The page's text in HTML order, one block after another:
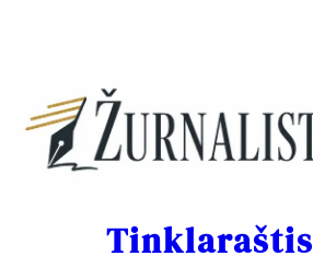
Tinklaraštis